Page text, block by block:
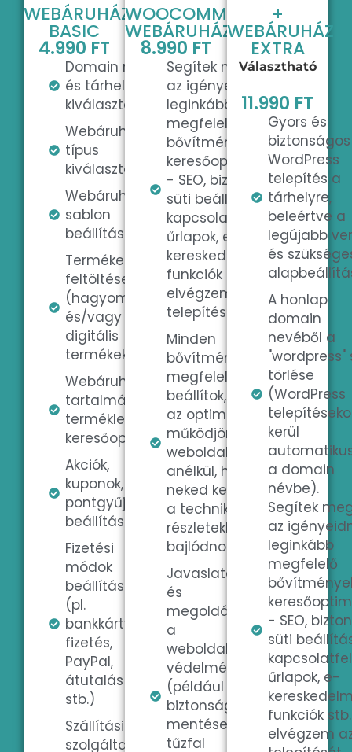
WEBÁRUHÁZ
BASIC
4.990 FT
Domain név
és tárhely
kiválasztása
Webáruház
típus
kiválasztása
Webáruház
sablon
beállítása
Termékek
feltöltése
(hagyományos
és/vagy
digitális
termékek)
Webáruház
tartalmának, a
termékleírásoknak
keresőoptimalizálása
Akciók,
kuponok,
pontgyűjtések
beállítása
Fizetési
módok
beállítása
(pl.
bankkártyás
fizetés,
PayPal,
átutalás
stb.)
Szállítási
szolgáltatások
WOOCOMMERS
WEBÁRUHÁZ
8.990 FT
Segítek megtalálni
az igényeidnek
leginkább
megfelelő
bővítményeket (pl.
keresőoptimalizálás
- SEO, biztonság,
süti beállítások,
kapcsolatfelvételi
űrlapok, e-
kereskedelmi
funkciók stb.), és
elvégzem azok
telepítését.
Minden
bővítményt
megfelelően
beállítok, hogy
az optimálisan
működjön a
weboldaladon,
anélkül, hogy
neked kellene
a technikai
részletekkel
bajlódnod.
Javaslatok
és
megoldások
a
weboldalad
védelmére
(például
biztonsági
mentések,
tűzfal
+
WEBÁRUHÁZ
EXTRA
Választható
11.990 FT
Gyors és
biztonságos
WordPress
telepítés a
tárhelyre,
beleértve a
legújabb
és
A honlap
domain
nevéből a
"wordpress"
törlése
(WordPress
kerül
a domain
névbe).
Segítek
az
leginkább
megfelelő
- SEO,
süti
űrlapok, e-
funkciók
elvégzem